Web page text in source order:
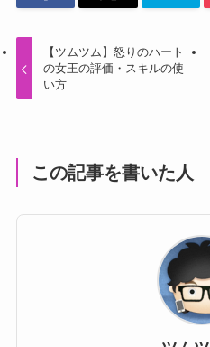
【ツムツム】怒りのハート
の女王の評価・スキルの使
い方
この記事を書いた人